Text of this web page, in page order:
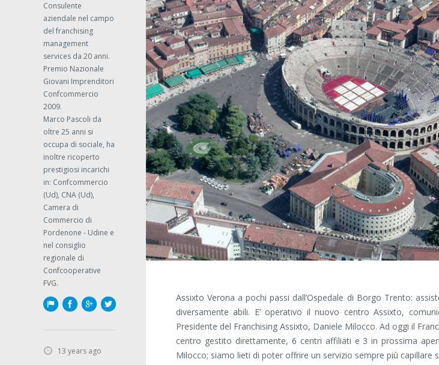
Assixto Verona a pochi passi dall’Ospedale di Borgo Trento:
diversamente abili. E’ operativo il nuovo centro Assixto,
Presidente del Franchising Assixto, Daniele Milocco. Ad oggi il
centro gestito direttamente, 6 centri affiliati e 3 in prossima
Milocco; siamo lieti di poter offrire un servizio sempre più capillare
Consulente
aziendale nel campo
del franchising
management
services da 20 anni.
Premio Nazionale
Giovani Imprenditori
Confcommercio
2009.
Marco Pascoli da
oltre 25 anni si
occupa di sociale, ha
inoltre ricoperto
prestigiosi incarichi
in: Confcommercio
(Ud), CNA (Ud),
Camera di
Commercio di
Pordenone - Udine e
nel consiglio
regionale di
Confcooperative
FVG.
13 years ago